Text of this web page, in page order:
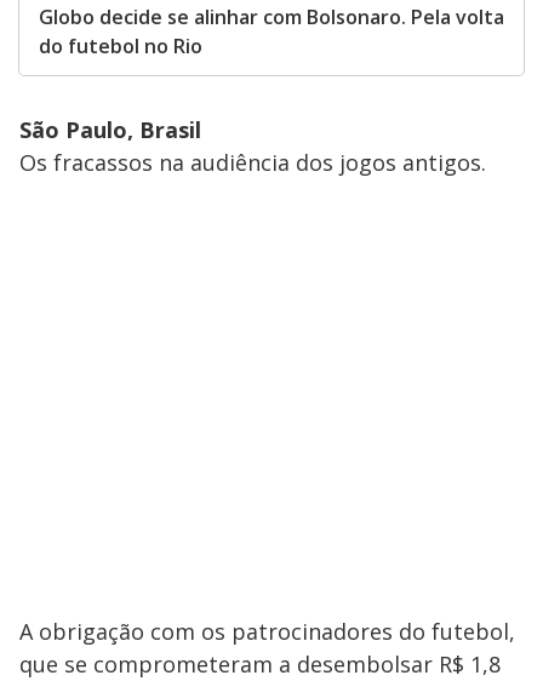
Globo decide se alinhar com Bolsonaro. Pela volta
do futebol no Rio
São Paulo, Brasil
Os fracassos na audiência dos jogos antigos.
A obrigação com os patrocinadores do futebol,
que se comprometeram a desembolsar R$ 1,8